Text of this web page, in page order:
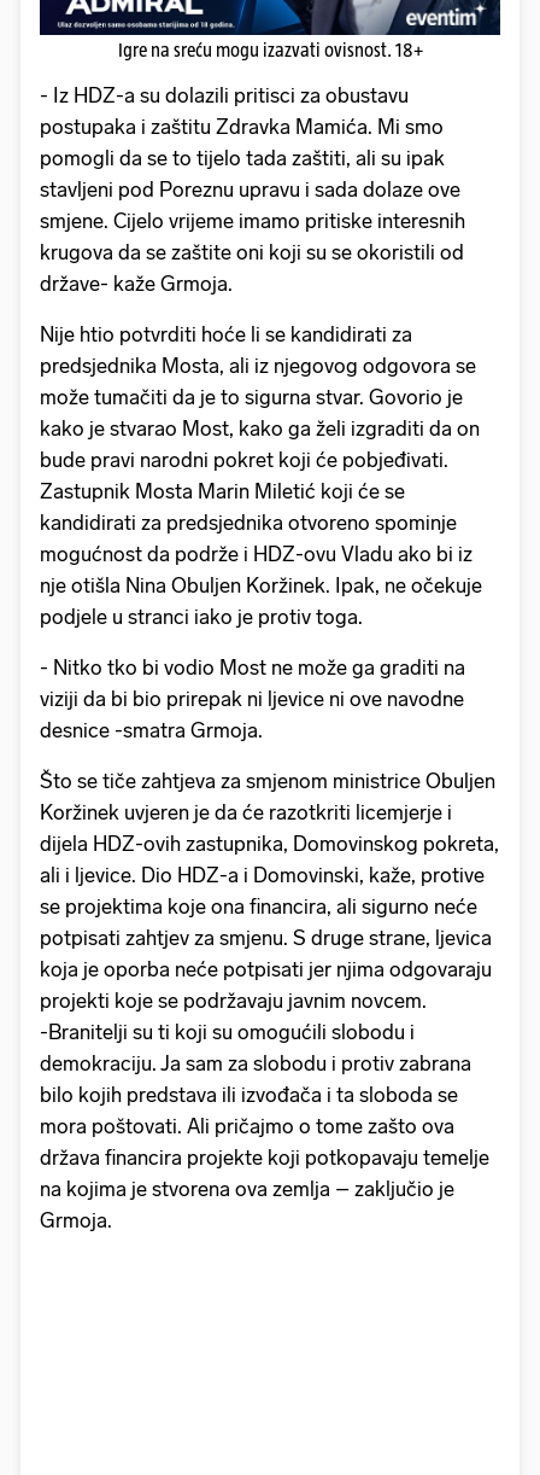
Igre na sreću mogu izazvati ovisnost. 18+
- Iz HDZ-a su dolazili pritisci za obustavu
postupaka i zaštitu Zdravka Mamića. Mi smo
pomogli da se to tijelo tada zaštiti, ali su ipak
stavljeni pod Poreznu upravu i sada dolaze ove
smjene. Cijelo vrijeme imamo pritiske interesnih
krugova da se zaštite oni koji su se okoristili od
države- kaže Grmoja.
Nije htio potvrditi hoće li se kandidirati za
predsjednika Mosta, ali iz njegovog odgovora se
može tumačiti da je to sigurna stvar. Govorio je
kako je stvarao Most, kako ga želi izgraditi da on
bude pravi narodni pokret koji će pobjeđivati.
Zastupnik Mosta Marin Miletić koji će se
kandidirati za predsjednika otvoreno spominje
mogućnost da podrže i HDZ-ovu Vladu ako bi iz
nje otišla Nina Obuljen Koržinek. Ipak, ne očekuje
podjele u stranci iako je protiv toga.
- Nitko tko bi vodio Most ne može ga graditi na
viziji da bi bio prirepak ni ljevice ni ove navodne
desnice -smatra Grmoja.
Što se tiče zahtjeva za smjenom ministrice Obuljen
Koržinek uvjeren je da će razotkriti licemjerje i
dijela HDZ-ovih zastupnika, Domovinskog pokreta,
ali i ljevice. Dio HDZ-a i Domovinski, kaže, protive
se projektima koje ona financira, ali sigurno neće
potpisati zahtjev za smjenu. S druge strane, ljevica
koja je oporba neće potpisati jer njima odgovaraju
projekti koje se podržavaju javnim novcem.
-Branitelji su ti koji su omogućili slobodu i
demokraciju. Ja sam za slobodu i protiv zabrana
bilo kojih predstava ili izvođača i ta sloboda se
mora poštovati. Ali pričajmo o tome zašto ova
država financira projekte koji potkopavaju temelje
na kojima je stvorena ova zemlja – zaključio je
Grmoja.